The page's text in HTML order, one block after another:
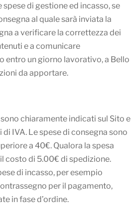
spese di gestione ed incasso, se
al quale sarà inviata la
a verificare la correttezza dei
e a comunicare
entro un giorno lavorativo, a Bello
da apportare.
chiaramente indicati sul Sito e
IVA. Le spese di consegna sono
a 40€. Qualora la spesa
costo di 5.00€ di spedizione.
di incasso, per esempio
per il pagamento,
in fase d’ordine.